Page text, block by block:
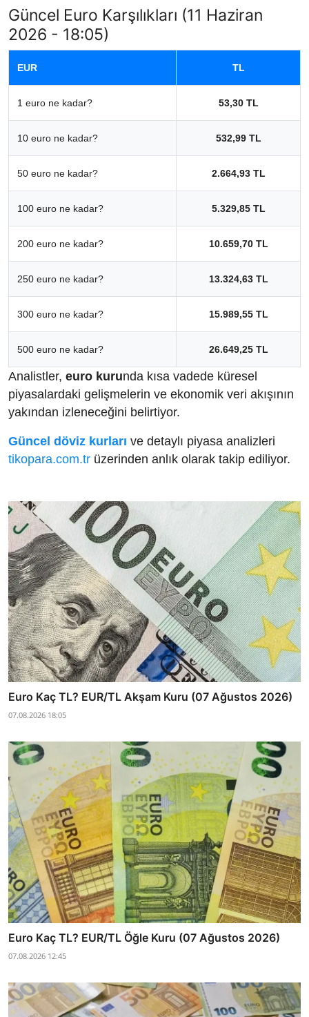
Güncel Euro Karşılıkları (11 Haziran
2026 - 18:05)
EUR TL
1 euro ne kadar? 53,30 TL
10 euro ne kadar? 532,99 TL
50 euro ne kadar? 2.664,93 TL
100 euro ne kadar? 5.329,85 TL
200 euro ne kadar? 10.659,70 TL
250 euro ne kadar? 13.324,63 TL
300 euro ne kadar? 15.989,55 TL
500 euro ne kadar? 26.649,25 TL
Analistler, euro kurunda kısa vadede küresel
piyasalardaki gelişmelerin ve ekonomik veri akışının
yakından izleneceğini belirtiyor.
Güncel döviz kurları ve detaylı piyasa analizleri
tikopara.com.tr üzerinden anlık olarak takip ediliyor.
Euro Kaç TL? EUR/TL Akşam Kuru (07 Ağustos 2026)
07.08.2026 18:05
Euro Kaç TL? EUR/TL Öğle Kuru (07 Ağustos 2026)
07.08.2026 12:45